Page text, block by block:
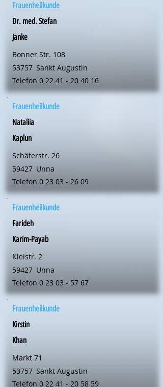
Frauenheilkunde
Dr. med. Stefan
Janke
Bonner Str. 108
53757 Sankt Augustin
Telefon 0 22 41 - 20 40 16
Frauenheilkunde
Nataliia
Kaplun
Schäferstr. 26
59427 Unna
Telefon 0 23 03 - 26 09
Frauenheilkunde
Farideh
Karim-Payab
Kleistr. 2
59427 Unna
Telefon 0 23 03 - 57 67
Frauenheilkunde
Kirstin
Khan
Markt 71
53757 Sankt Augustin
Telefon 0 22 41 - 20 58 59